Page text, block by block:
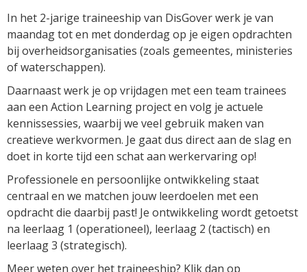
In het 2-jarige traineeship van DisGover werk je van
maandag tot en met donderdag op je eigen opdrachten
bij overheidsorganisaties (zoals gemeentes, ministeries
of waterschappen).
Daarnaast werk je op vrijdagen met een team trainees
aan een Action Learning project en volg je actuele
kennissessies, waarbij we veel gebruik maken van
creatieve werkvormen. Je gaat dus direct aan de slag en
doet in korte tijd een schat aan werkervaring op!
Professionele en persoonlijke ontwikkeling staat
centraal en we matchen jouw leerdoelen met een
opdracht die daarbij past! Je ontwikkeling wordt getoetst
na leerlaag 1 (operationeel), leerlaag 2 (tactisch) en
leerlaag 3 (strategisch).
Meer weten over het traineeship? Klik dan op